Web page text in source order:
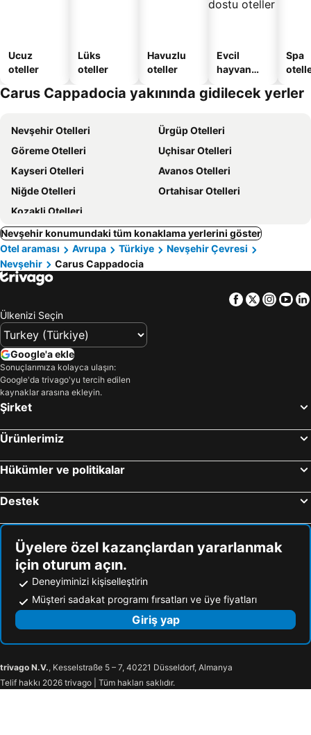
Ucuz
oteller
Lüks
oteller
Havuzlu
oteller
Evcil
hayvan
oteller
Spa
Carus Cappadocia yakınında gidilecek yerler
Nevşehir Otelleri
Ürgüp Otelleri
Göreme Otelleri
Uçhisar Otelleri
Kayseri Otelleri
Avanos Otelleri
Niğde Otelleri
Ortahisar Otelleri
Kozakli Otelleri
Nevşehir konumundaki tüm konaklama yerlerini göster
Otel araması
Avrupa Türkiye
Nevşehir Çevresi
Nevşehir
Carus Cappadocia
Facebook
Twitter
Ülkenizi Seçin
Google'a ekle
Sonuçlarımıza kolayca ulaşın:
Google'da trivago'yu tercih edilen
kaynaklar arasına ekleyin.
Şirket
Ürünlerimiz
Hükümler ve politikalar
Destek
Üyelere özel kazançlardan yararlanmak
için oturum açın.
Deneyiminizi kişiselleştirin
Müşteri sadakat programı fırsatları ve üye fiyatları
Giriş yap
trivago N.V., Kesselstraße 5 – 7, 40221 Düsseldorf, Almanya
Telif hakkı 2026 trivago | Tüm hakları saklıdır.